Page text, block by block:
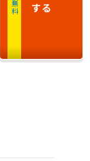
する